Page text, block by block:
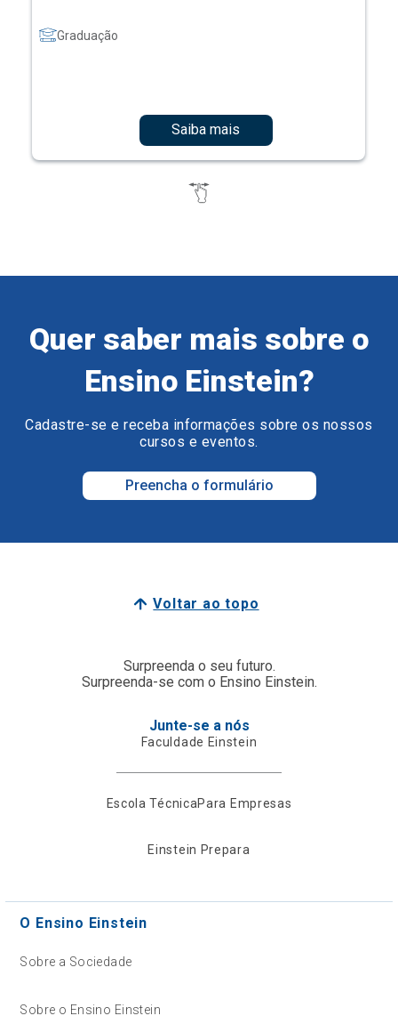
Graduação
Saiba mais
Quer saber mais sobre o
Ensino Einstein?
Cadastre-se e receba informações sobre os nossos
cursos e eventos.
Preencha o formulário
Voltar ao topo
Surpreenda o seu futuro.
Surpreenda-se com o Ensino Einstein.
Junte-se a nós
Faculdade Einstein
Escola TécnicaPara Empresas
Einstein Prepara
O Ensino Einstein
Sobre a Sociedade
Sobre o Ensino Einstein